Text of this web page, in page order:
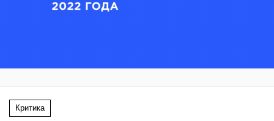
Критика